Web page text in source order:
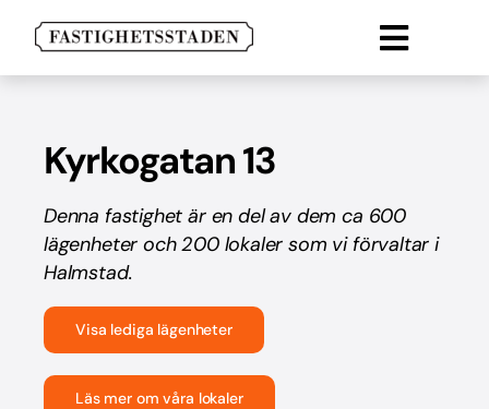
innehållet
Toggle
Lokal
Parkering
Om oss
Kontakt
Kyrkogatan 13
Denna fastighet är en del av dem ca 600
lägenheter och 200 lokaler som vi förvaltar i
Halmstad.
Visa lediga lägenheter
Läs mer om våra lokaler